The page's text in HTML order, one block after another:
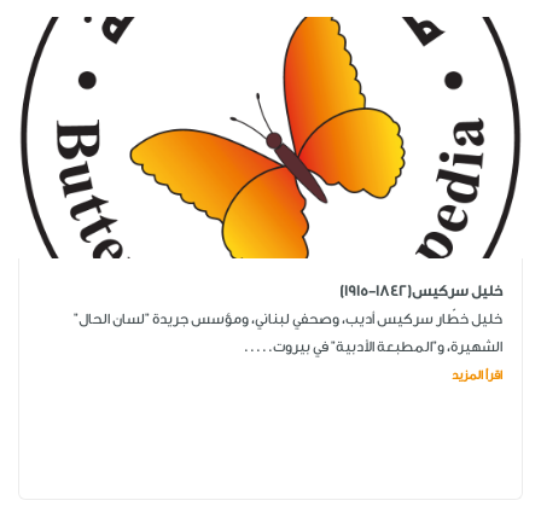
خليل سركيس(1842-1915)
خليل خطّار سركيس أديب، وصحفي لبناني، ومؤسس جريدة "لسان الحال"
الشهيرة، و"المطبعة الأدبية" في بيروت.....
اقرأ المزيد